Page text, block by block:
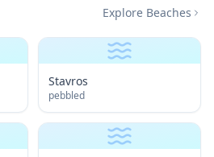
Explore Beaches
Stavros
pebbled